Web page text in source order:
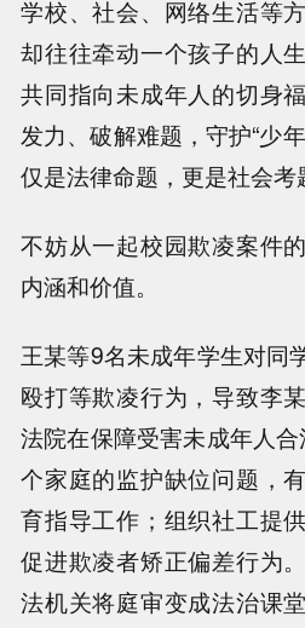
学校、社会、网络生活等
却往往牵动一个孩子的人
共同指向未成年人的切身
发力、破解难题，守护“少
仅是法律命题，更是社会考
不妨从一起校园欺凌案件
内涵和价值。
王某等9名未成年学生对同
殴打等欺凌行为，导致李
法院在保障受害未成年人
个家庭的监护缺位问题，
育指导工作；组织社工提
促进欺凌者矫正偏差行为
法机关将庭审变成法治课